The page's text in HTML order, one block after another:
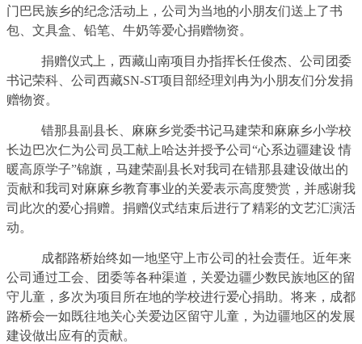
门巴民族乡的纪念活动上，公司为当地的小朋友们送上了书
包、文具盒、铅笔、牛奶等爱心捐赠物资。
捐赠仪式上，西藏山南项目办指挥长任俊杰、公司团委
书记荣科、公司西藏SN-ST项目部经理刘冉为小朋友们分发捐
赠物资。
错那县副县长、麻麻乡党委书记马建荣和麻麻乡小学校
长边巴次仁为公司员工献上哈达并授予公司“心系边疆建设 情
暖高原学子”锦旗，马建荣副县长对我司在错那县建设做出的
贡献和我司对麻麻乡教育事业的关爱表示高度赞赏，并感谢我
司此次的爱心捐赠。捐赠仪式结束后进行了精彩的文艺汇演活
动。
成都路桥始终如一地坚守上市公司的社会责任。近年来
公司通过工会、团委等各种渠道，关爱边疆少数民族地区的留
守儿童，多次为项目所在地的学校进行爱心捐助。将来，成都
路桥会一如既往地关心关爱边区留守儿童，为边疆地区的发展
建设做出应有的贡献。